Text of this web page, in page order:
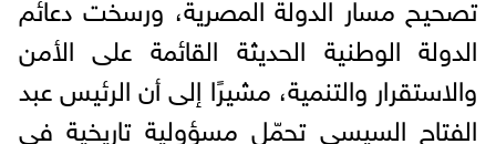
الدولة الوطنية الحديثة القائمة على الأمن
والاستقرار والتنمية، مشيرًا إلى أن الرئيس عبد
الفتاح السيسي تحمّل مسؤولية تاريخية في